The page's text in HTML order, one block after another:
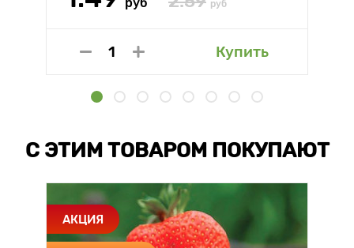
руб
Купить
С ЭТИМ ТОВАРОМ ПОКУПАЮТ
АКЦИЯ